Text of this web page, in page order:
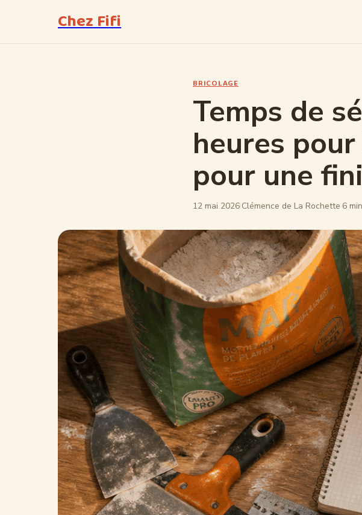
Chez Fifi
BRICOLAGE
Temps de
heures
pour une
12 mai 2026·Clémence de La Rochette·6